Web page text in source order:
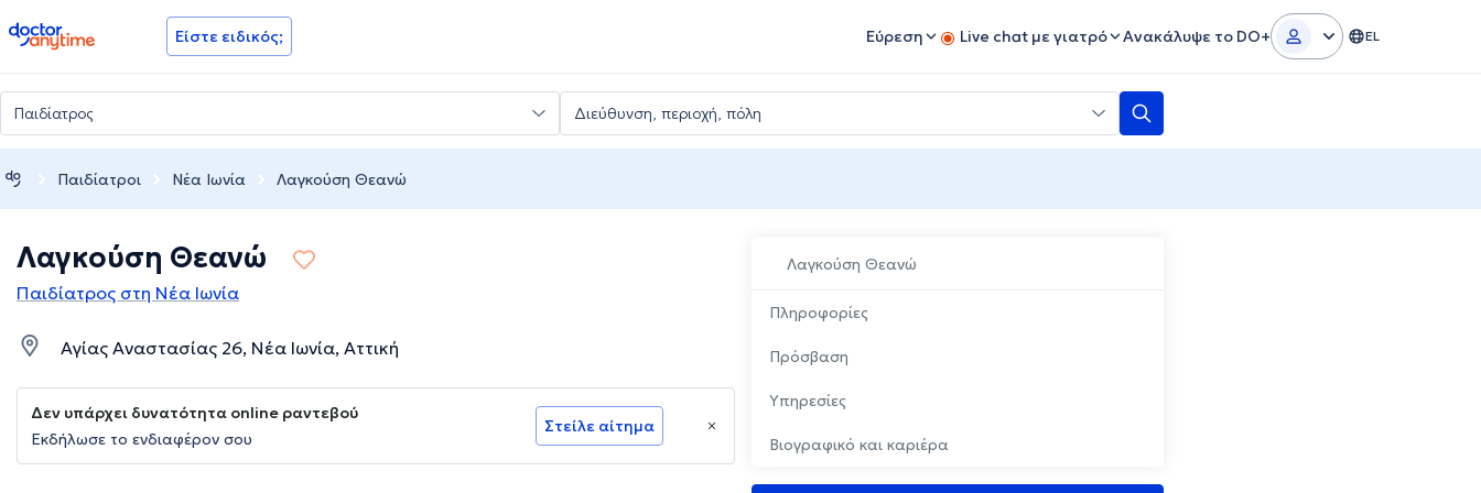
doctoranytime Είστε ειδικός; Εύρεση Live chat με γιατρό Ανακάλυψε το DO+ EL
Παιδίατροι Νέα Ιωνία Λαγκούση Θεανώ
Λαγκούση Θεανώ
Πληροφορίες
Πρόσβαση
Υπηρεσίες
Βιογραφικό και καριέρα
Λαγκούση Θεανώ
Παιδίατρος στη Νέα Ιωνία
Αγίας Αναστασίας 26, Νέα Ιωνία, Αττική
Δεν υπάρχει δυνατότητα online ραντεβού
Εκδήλωσε το ενδιαφέρον σου
Στείλε αίτημα